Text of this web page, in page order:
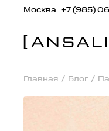
Главная Блог
Москва +7 (985)